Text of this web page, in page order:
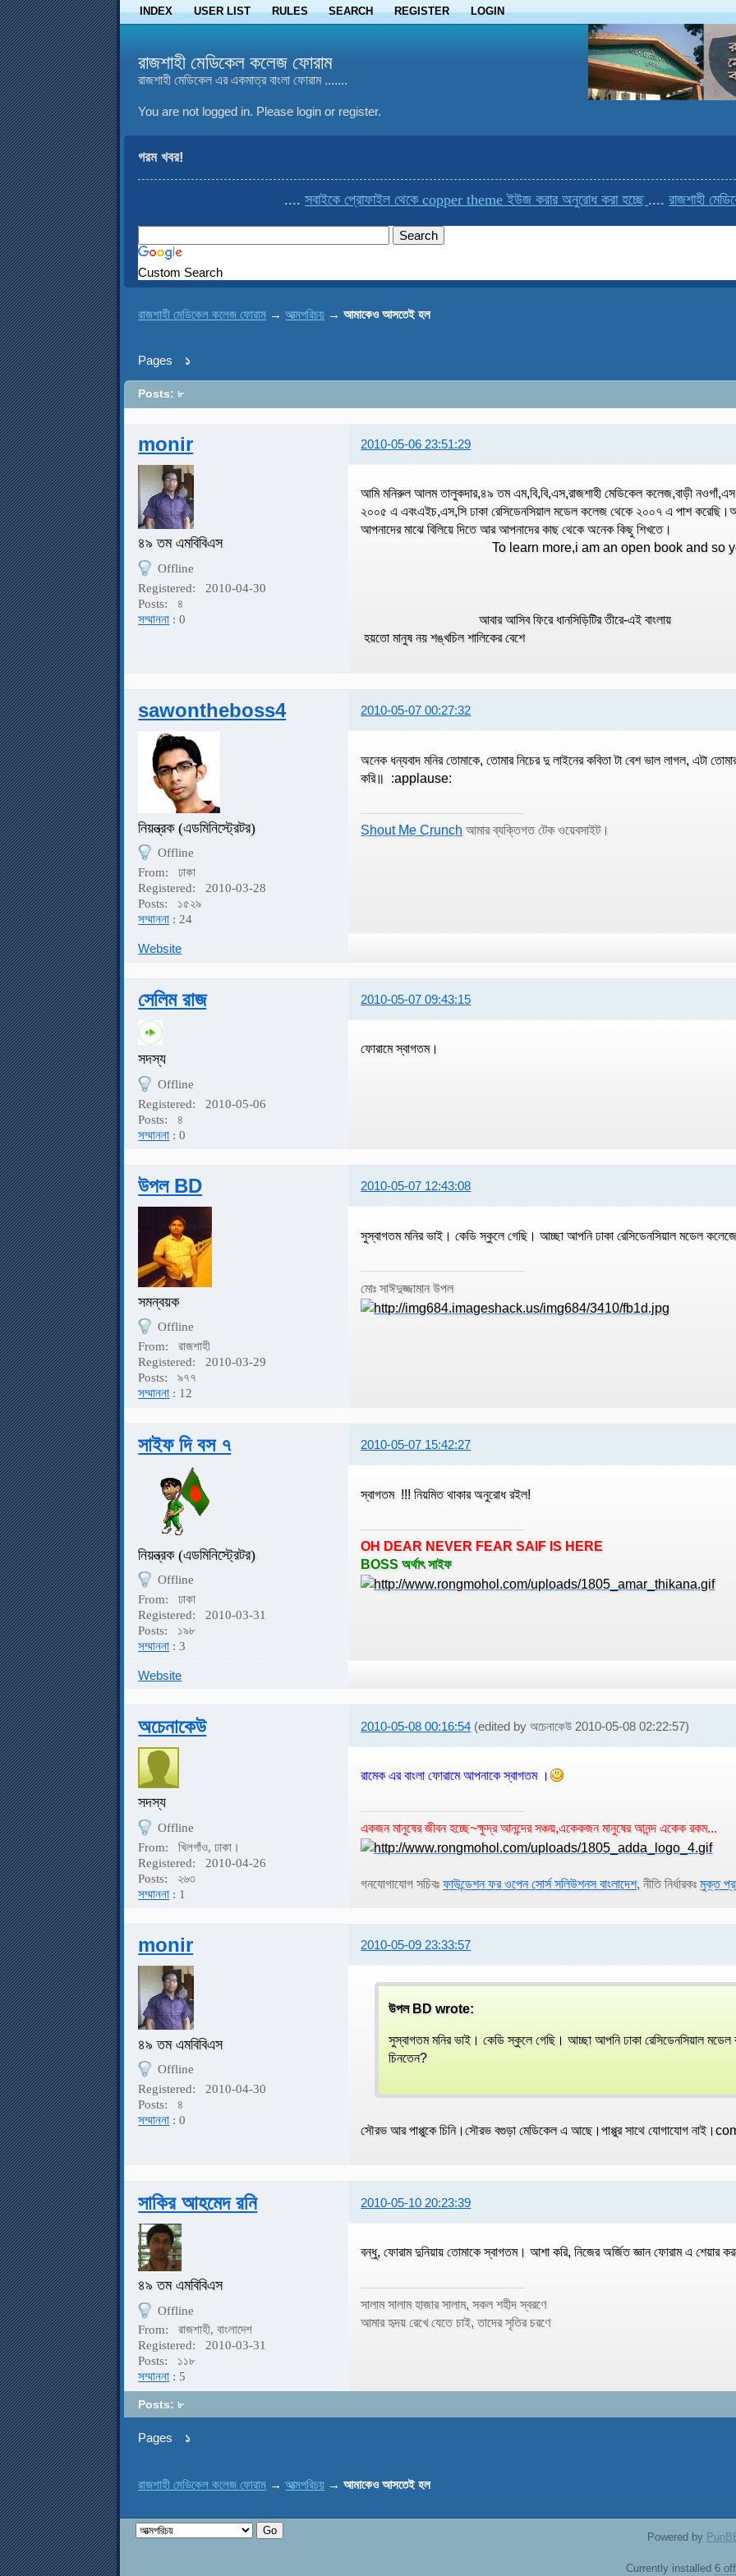
INDEX USER LIST RULES SEARCH REGISTER LOGIN
রাজশাহী মেডিকেল কলেজ ফোরাম
রাজশাহী মেডিকেল এর একমাত্র বাংলা ফোরাম .......
You are not logged in. Please login or register.
গরম খবর!
সবাইকে প্রোফাইল থেকে copper theme ইউজ করার অনুরোধ করা হচ্ছে....রাজশাহী
Custom Search
রাজশাহী মেডিকেল কলেজ ফোরাম →আত্মপরিচয় →আমাকেও আসতেই হল
Pages ১
Posts: ৮
monir 2010-05-06 23:51:29
৪৯ তম এমবিবিএস
Offline
Registered:
2010-04-30
Posts:
৪
সম্মাননা : 0
আমি মনিরুল আলম তালুকদার,৪৯ তম এম,বি,বি,এস,রাজশাহী মেডিকেল কলেজ,বাড়ী
২০০৫ এ এবংএইচ,এস,সি ঢাকা রেসিডেনসিয়াল মডেল কলেজ থেকে ২০০৭ এ পাশ
আপনাদের মাঝে বিলিয়ে দিতে আর আপনাদের
To learn more,i am an open book
আবার আসিব ফিরে ধানসিড়িটির
হয়তো মানুষ নয় শঙ্খচিল শালিকের বেশে
sawontheboss4 2010-05-07 00:27:32
নিয়ন্ত্রক (এডমিনিস্ট্রেটর)
Offline
From:
ঢাকা
Registered:
2010-03-28
Posts:
১৫২৯
সম্মাননা : 24
অনেক ধন্যবাদ মনির তোমাকে, তোমার নিচের দু লাইনের কবিতা টা বেশ ভাল লাগল, এটা
করি॥ :applause:
Shout Me Crunch আমার ব্যক্তিগত টেক ওয়েবসাইট।
Website
সেলিম রাজ 2010-05-07 09:43:15
সদস্য
Offline
Registered:
2010-05-06
Posts:
৪
সম্মাননা : 0
ফোরামে স্বাগতম।
উপল BD 2010-05-07 12:43:08
সমন্বয়ক
Offline
From:
রাজশাহী
Registered:
2010-03-29
Posts:
৯৭৭
সম্মাননা : 12
সুস্বাগতম মনির ভাই। কেডি স্কুলে গেছি। আচ্ছা আপনি ঢাকা রেসিডেনসিয়াল মডেল
মোঃ সাঈদুজ্জামান উপল
সাইফ দি বস ৭ 2010-05-07 15:42:27
নিয়ন্ত্রক (এডমিনিস্ট্রেটর)
Offline
From:
ঢাকা
Registered:
2010-03-31
Posts:
১৯৮
সম্মাননা : 3
স্বাগতম !!! নিয়মিত থাকার অনুরোধ রইল!
OH DEAR NEVER FEAR SAIF IS HERE
BOSS অর্থাৎ সাইফ
Website
অচেনাকেউ 2010-05-08 00:16:54 (edited by অচেনাকেউ 2010-05-08 02:22:57)
সদস্য
Offline
From:
খিলগাঁও, ঢাকা।
Registered:
2010-04-26
Posts:
২৬৩
সম্মাননা : 1
রামেক এর বাংলা ফোরামে আপনাকে স্বাগতম ।
একজন মানুষের জীবন হচ্ছে~ক্ষুদ্র আনন্দের সঞ্চয়,একেকজন মানুষের আনন্দ একেক রকম...
গনযোগাযোগ সচিবঃফাউন্ডেশন ফর ওপেন সোর্স সলিউশনস বাংলাদেশ, নীতি নির্ধারকঃমুক্ত
monir 2010-05-09 23:33:57
৪৯ তম এমবিবিএস
Offline
Registered:
2010-04-30
Posts:
৪
সম্মাননা : 0
উপল BD wrote:
সুস্বাগতম মনির ভাই। কেডি স্কুলে গেছি। আচ্ছা আপনি ঢাকা রেসিডেনসিয়াল
চিনতেন?
সৌরভ আর পাপ্পুকে চিনি।সৌরভ বগুড়া মেডিকেল এ আছে।পাপ্পুর সাথে যোগাযোগ
সাকির আহমেদ রনি 2010-05-10 20:23:39
৪৯ তম এমবিবিএস
Offline
From:
রাজশাহী, বাংলাদেশ
Registered:
2010-03-31
Posts:
১১৮
সম্মাননা : 5
বন্ধু, ফোরাম দুনিয়ায় তোমাকে স্বাগতম। আশা করি, নিজের অর্জিত জ্ঞান ফোরাম এ শেয়ার
সালাম সালাম হাজার সালাম, সকল শহীদ স্বরণে
আমার হৃদয় রেখে যেতে চাই, তাদের সৃতির চরণে
Posts: ৮
Pages ১
রাজশাহী মেডিকেল কলেজ ফোরাম →আত্মপরিচয় →আমাকেও আসতেই হল
Powered by
Currently installed 6